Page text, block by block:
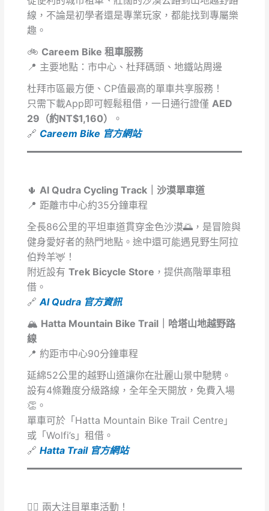
線，不論是初學者還是專業玩家，都能找到專屬樂
趣。
🚲 Careem Bike 租車服務
📍 主要地點：市中心、杜拜碼頭、地鐵站周邊
杜拜市區最方便、CP值最高的單車共享服務！
只需下載App即可輕鬆租借，一日通行證僅 AED
29（約NT$1,160）
。
🔗 Careem Bike 官方網站
🌵 Al Qudra Cycling Track｜沙漠單車道
📍 距離市中心約35分鐘車程
全長86公里的平坦車道貫穿金色沙漠🌅，是冒險與
健身愛好者的熱門地點。途中還可能遇見野生阿拉
伯羚羊🦌！
附近設有Trek Bicycle Store ，提供高階單車租
借。
🔗 Al Qudra 官方資訊
🏔️ Hatta Mountain Bike Trail｜哈塔山地越野路
線
📍 約距市中心90分鐘車程
延綿52公里的越野山道讓你在壯麗山景中馳騁。
設有4條難度分級路線，全年全天開放，免費入場
👏。
單車可於「Hatta Mountain Bike Trail Centre」
或「Wolfi’s」租借。
🔗 Hatta Trail 官方網站
🚴‍♀️ 兩大注目單車活動！